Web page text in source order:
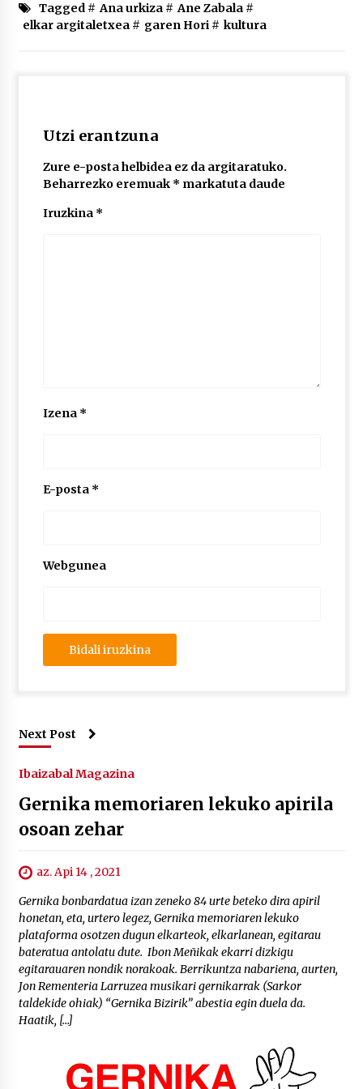
2026/07/03
Tagged # Ana urkiza# Ane Zabala#
elkar argitaletxea# garen Hori# kultura
Utzi erantzuna
Zure e-posta helbidea ez da argitaratuko.
Beharrezko eremuak * markatuta daude
Iruzkina *
Izena *
E-posta *
Webgunea
Next Post
Ibaizabal Magazina
Gernika memoriaren lekuko apirila
osoan zehar
az. Api 14 , 2021
Gernika bonbardatua izan zeneko 84 urte beteko dira apiril
honetan, eta, urtero legez, Gernika memoriaren lekuko
plataforma osotzen dugun elkarteok, elkarlanean, egitarau
bateratua antolatu dute. Ibon Meñikak ekarri dizkigu
egitarauaren nondik norakoak. Berrikuntza nabariena, aurten,
Jon Rementeria Larruzea musikari gernikarrak (Sarkor
taldekide ohiak) “Gernika Bizirik” abestia egin duela da.
Haatik, […]